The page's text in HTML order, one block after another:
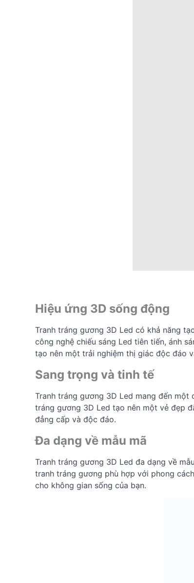
Hiệu ứng 3D sống động
Tranh tráng gương 3D Led có khả năng
công nghệ chiếu sáng Led tiên tiến, ánh
tạo nên một trải nghiệm thị giác độc đáo
Sang trọng và tinh tế
Tranh tráng gương 3D Led mang đến
tráng gương 3D Led tạo nên một vẻ đẹp
đẳng cấp và độc đáo.
Đa dạng về mẫu mã
Tranh tráng gương 3D Led đa dạng về
tranh tráng gương phù hợp với phong
cho không gian sống của bạn.